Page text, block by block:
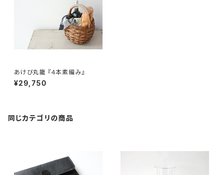
あけび丸籠 『４本素編み』
¥29,750
同じカテゴリの商品